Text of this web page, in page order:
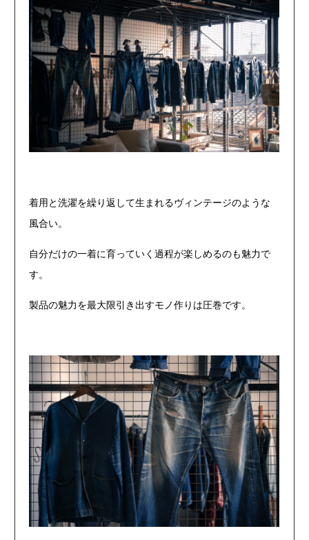
着用と洗濯を繰り返して生まれるヴィンテージのような
風合い。
自分だけの一着に育っていく過程が楽しめるのも魅力で
す。
製品の魅力を最大限引き出すモノ作りは圧巻です。